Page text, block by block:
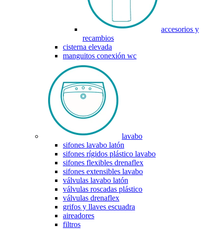
accesorios y
recambios
cisterna elevada
manguitos conexión wc
lavabo
sifones lavabo latón
sifones rígidos plástico lavabo
sifones flexibles drenaflex
sifones extensibles lavabo
válvulas lavabo latón
válvulas roscadas plástico
válvulas drenaflex
grifos y llaves escuadra
aireadores
filtros